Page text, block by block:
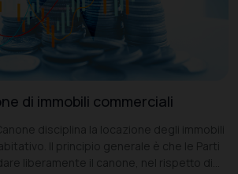
di immobili commerciali
disciplina la locazione degli immobili
Il principio generale è che le Parti
liberamente il canone, nel rispetto di